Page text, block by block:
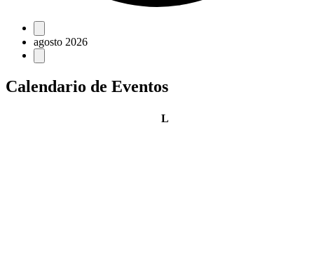
Eventos
agosto 2026
Calendario de Eventos
Llunes